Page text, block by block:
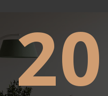
20